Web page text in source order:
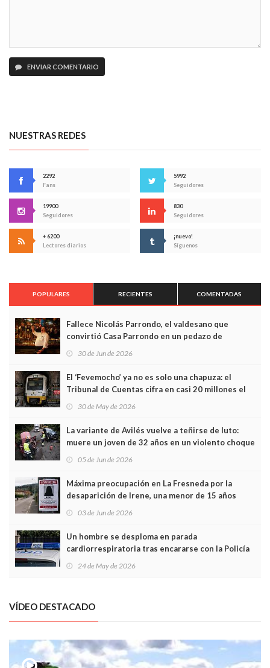
ENVIAR COMENTARIO
NUESTRAS REDES
2292
Fans
5992
Seguidores
19900
Seguidores
830
Seguidores
+ 6200
Lectores diarios
¡nuevo!
Síguenos
POPULARES RECIENTES COMENTADAS
Fallece Nicolás Parrondo, el valdesano que
convirtió Casa Parrondo en un pedazo de
Asturias en Madrid
30 de Jun de 2026
El ‘Fevemocho’ ya no es solo una chapuza: el
Tribunal de Cuentas cifra en casi 20 millones el
sobrecoste de los trenes que no cabían por los
30 de May de 2026
La variante de Avilés vuelve a teñirse de luto:
muere un joven de 32 años en un violento choque
frontal
05 de Jun de 2026
Máxima preocupación en La Fresneda por la
desaparición de Irene, una menor de 15 años
03 de Jun de 2026
Un hombre se desploma en parada
cardiorrespiratoria tras encararse con la Policía
Local en Luanco
24 de May de 2026
VÍDEO DESTACADO